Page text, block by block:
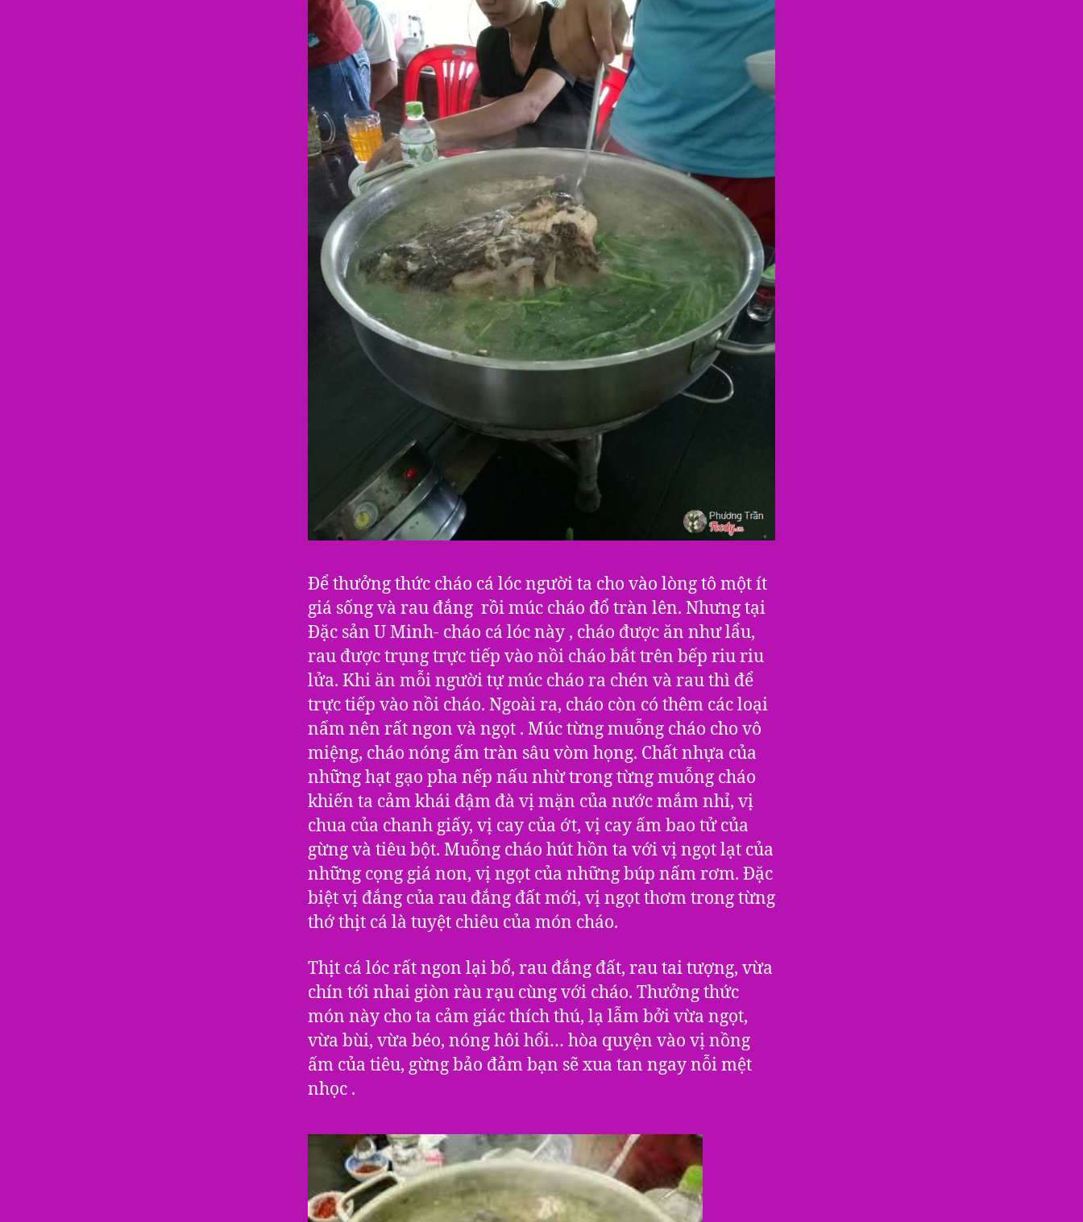
Để thưởng thức cháo cá lóc người ta cho vào lòng tô một ít
giá sống và rau đắng rồi múc cháo đổ tràn lên. Nhưng tại
Đặc sản U Minh- cháo cá lóc này , cháo được ăn như lẩu,
rau được trụng trực tiếp vào nồi cháo bắt trên bếp riu riu
lửa. Khi ăn mỗi người tự múc cháo ra chén và rau thì để
trực tiếp vào nồi cháo. Ngoài ra, cháo còn có thêm các loại
nấm nên rất ngon và ngọt . Múc từng muỗng cháo cho vô
miệng, cháo nóng ấm tràn sâu vòm họng. Chất nhựa của
những hạt gạo pha nếp nấu nhừ trong từng muỗng cháo
khiến ta cảm khái đậm đà vị mặn của nước mắm nhỉ, vị
chua của chanh giấy, vị cay của ớt, vị cay ấm bao tử của
gừng và tiêu bột. Muỗng cháo hút hồn ta với vị ngọt lạt của
những cọng giá non, vị ngọt của những búp nấm rơm. Đặc
biệt vị đắng của rau đắng đất mới, vị ngọt thơm trong từng
thớ thịt cá là tuyệt chiêu của món cháo.
Thịt cá lóc rất ngon lại bổ, rau đắng đất, rau tai tượng, vừa
chín tới nhai giòn ràu rạu cùng với cháo. Thưởng thức
món này cho ta cảm giác thích thú, lạ lẫm bởi vừa ngọt,
vừa bùi, vừa béo, nóng hôi hổi… hòa quyện vào vị nồng
ấm của tiêu, gừng bảo đảm bạn sẽ xua tan ngay nỗi mệt
nhọc .